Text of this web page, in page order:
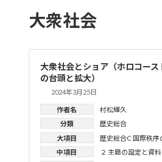
大衆社会
大衆社会とショア（ホロコー
の台頭と拡大）
2024年3月25日
作者名 村松輝久
大項目
歴史総合C 国際秩序
中項目
２ 主題の設定と資
分類 歴史総合